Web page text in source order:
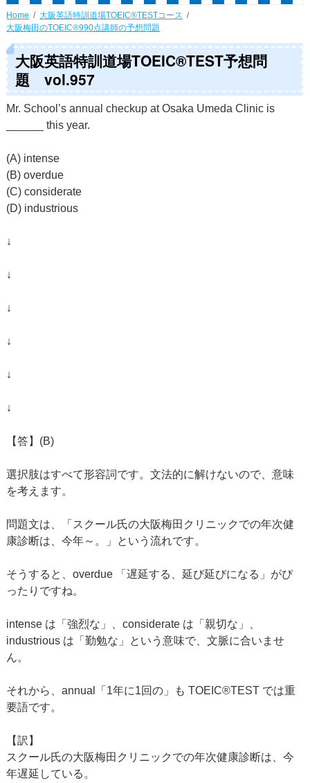
Home
大阪英語特訓道場TOEIC®TESTコース
大阪梅田のTOEIC®990点講師の予想問題
大阪英語特訓道場TOEIC®TEST予想問
題 vol.957
Mr. School’s annual checkup at Osaka Umeda Clinic is
______ this year.
(A) intense
(B) overdue
(C) considerate
(D) industrious
↓
↓
↓
↓
↓
↓
【答】(B)
選択肢はすべて形容詞です。文法的に解けないので、意味
を考えます。
問題文は、「スクール氏の大阪梅田クリニックでの年次健
康診断は、今年～。」という流れです。
そうすると、overdue 「遅延する、延び延びになる」がぴ
ったりですね。
intense は「強烈な」、considerate は「親切な」、
industrious は「勤勉な」という意味で、文脈に合いませ
ん。
それから、annual「1年に1回の」も TOEIC®TEST では重
要語です。
【訳】
スクール氏の大阪梅田クリニックでの年次健康診断は、今
年遅延している。